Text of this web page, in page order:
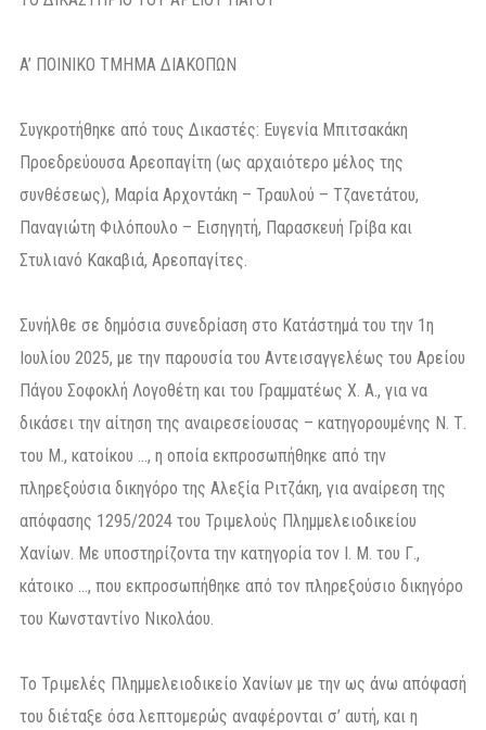
A’ ΠΟΙΝΙΚΟ ΤΜΗΜΑ ΔΙΑΚΟΠΩΝ
Συγκροτήθηκε από τους Δικαστές: Ευγενία Μπιτσακάκη
Προεδρεύουσα Αρεοπαγίτη (ως αρχαιότερο μέλος της
συνθέσεως), Μαρία Αρχοντάκη – Τραυλού – Τζανετάτου,
Παναγιώτη Φιλόπουλο – Εισηγητή, Παρασκευή Γρίβα και
Στυλιανό Κακαβιά, Αρεοπαγίτες.
Συνήλθε σε δημόσια συνεδρίαση στο Κατάστημά του την 1η
Ιουλίου 2025, με την παρουσία του Αντεισαγγελέως του Αρείου
Πάγου Σοφοκλή Λογοθέτη και του Γραμματέως Χ. Α., για να
δικάσει την αίτηση της αναιρεσείουσας – κατηγορουμένης Ν. Τ.
του Μ., κατοίκου …, η οποία εκπροσωπήθηκε από την
πληρεξούσια δικηγόρο της Αλεξία Ριτζάκη, για αναίρεση της
απόφασης 1295/2024 του Τριμελούς Πλημμελειοδικείου
Χανίων. Με υποστηρίζοντα την κατηγορία τον Ι. Μ. του Γ.,
κάτοικο …, που εκπροσωπήθηκε από τον πληρεξούσιο δικηγόρο
του Κωνσταντίνο Νικολάου.
Το Τριμελές Πλημμελειοδικείο Χανίων με την ως άνω απόφασή
του διέταξε όσα λεπτομερώς αναφέρονται σ’ αυτή, και η